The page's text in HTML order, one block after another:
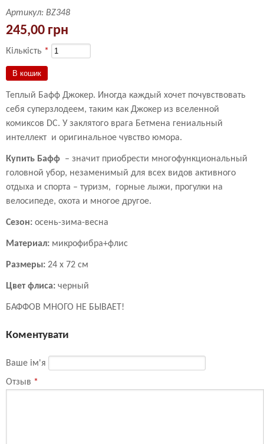
Артикул: BZ348
245,00 грн
Кількість *
Теплый Бафф Джокер. Иногда каждый хочет почувствовать
себя суперзлодеем, таким как Джокер из вселенной
комиксов DC. У заклятого врага Бетмена гениальный
интеллект и оригинальное чувство юмора.
Купить Бафф – значит приобрести многофункциональный
головной убор, незаменимый для всех видов активного
отдыха и спорта – туризм, горные лыжи, прогулки на
велосипеде, охота и многое другое.
Сезон: осень-зима-весна
Материал: микрофибра+флис
Размеры: 24 х 72 см
Цвет флиса: черный
БАФФОВ МНОГО НЕ БЫВАЕТ!
Коментувати
Ваше ім'я
Отзыв *